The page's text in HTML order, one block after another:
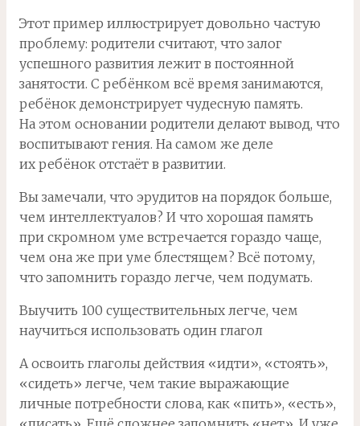
Этот пример иллюстрирует довольно частую
проблему: родители считают, что залог
успешного развития лежит в постоянной
занятости. С ребёнком всё время занимаются,
ребёнок демонстрирует чудесную память.
На этом основании родители делают вывод, что
воспитывают гения. На самом же деле
их ребёнок отстаёт в развитии.
Вы замечали, что эрудитов на порядок больше,
чем интеллектуалов? И что хорошая память
при скромном уме встречается гораздо чаще,
чем она же при уме блестящем? Всё потому,
что запомнить гораздо легче, чем подумать.
Выучить 100 существительных легче, чем
научиться использовать один глагол
А освоить глаголы действия «идти», «стоять»,
«сидеть» легче, чем такие выражающие
личные потребности слова, как «пить», «есть»,